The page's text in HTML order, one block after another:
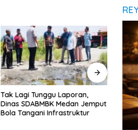
Tak Lagi Tunggu Laporan,
Dinas SDABMBK Medan Jemput
Bola Tangani Infrastruktur